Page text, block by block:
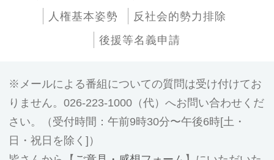
人権基本姿勢
反社会的勢力排除
後援等名義申請
メールによる番組についての質問は受け付けてお
りません。026-223-1000（代）へお問い合わせくだ
さい。（受付時間：午前9時30分〜午後6時[土・
日・祝日を除く]）